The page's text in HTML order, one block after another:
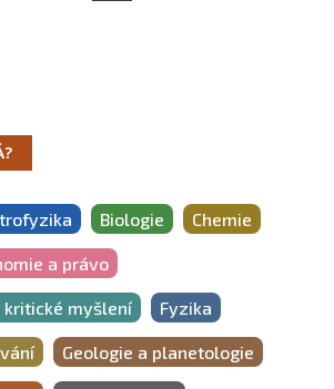
Biologie Chemie
a právo
kritické myšlení Fyzika
Geologie a planetologie